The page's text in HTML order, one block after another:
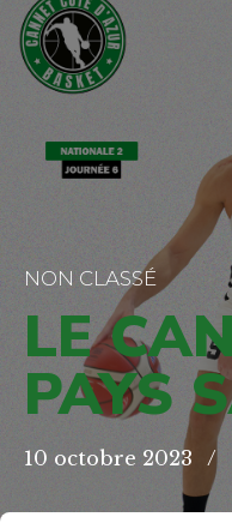
NON CLASSÉ
LE
PAYS
10 octobre 2023